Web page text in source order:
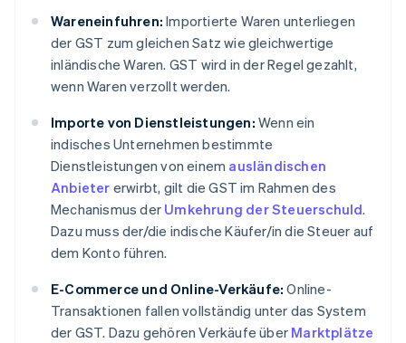
Wareneinfuhren: Importierte Waren unterliegen
der GST zum gleichen Satz wie gleichwertige
inländische Waren. GST wird in der Regel gezahlt,
wenn Waren verzollt werden.
Importe von Dienstleistungen: Wenn ein
indisches Unternehmen bestimmte
Dienstleistungen von einem ausländischen
Anbieter erwirbt, gilt die GST im Rahmen des
Mechanismus der Umkehrung der Steuerschuld.
Dazu muss der/die indische Käufer/in die Steuer auf
dem Konto führen.
E-Commerce und Online-Verkäufe: Online-
Transaktionen fallen vollständig unter das System
der GST. Dazu gehören Verkäufe über Marktplätze